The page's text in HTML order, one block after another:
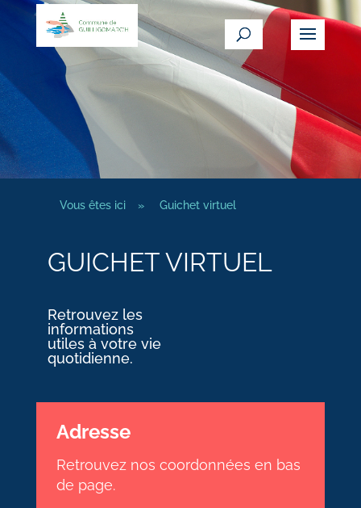
Vous êtes ici » Guichet virtuel
GUICHET VIRTUEL
Retrouvez les
informations
utiles à votre vie
quotidienne.
Adresse
Retrouvez nos coordonnées en bas
de page.